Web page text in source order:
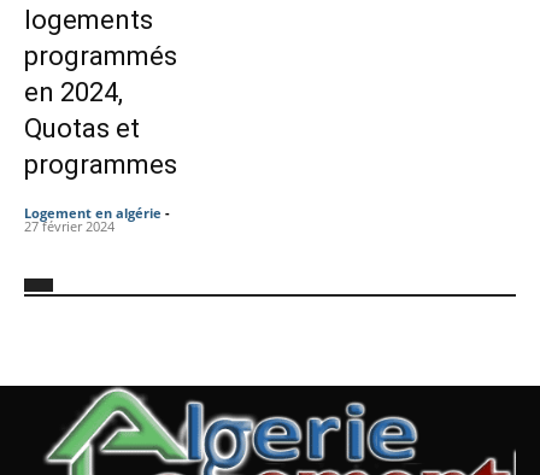
logements
programmés
en 2024,
Quotas et
programmes
Logement en algérie -
27 février 2024